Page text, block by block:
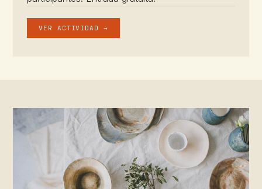
VER ACTIVIDAD →